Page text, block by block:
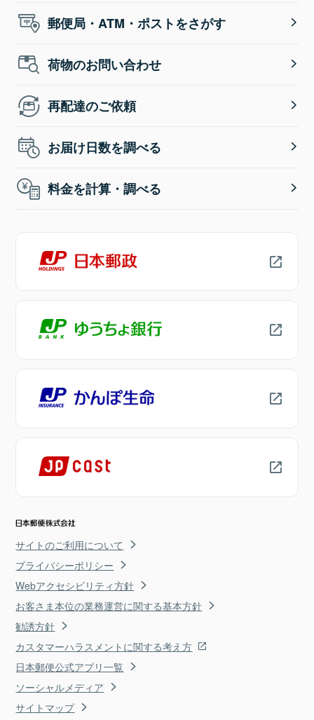
郵便局・ATM・ポストをさがす
荷物のお問い合わせ
再配達のご依頼
お届け日数を調べる
料金を計算・調べる
サイトのご利用について
プライバシーポリシー
Webアクセシビリティ方針
お客さま本位の業務運営に関する基本方針
勧誘方針
カスタマーハラスメントに関する考え方
日本郵便公式アプリ一覧
ソーシャルメディア
サイトマップ